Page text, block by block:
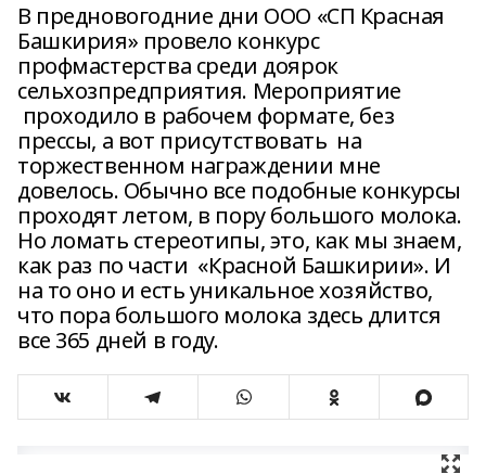
В предновогодние дни ООО «СП Красная
Башкирия» провело конкурс
профмастерства среди доярок
сельхозпредприятия. Мероприятие
проходило в рабочем формате, без
прессы, а вот присутствовать на
торжественном награждении мне
довелось. Обычно все подобные конкурсы
проходят летом, в пору большого молока.
Но ломать стереотипы, это, как мы знаем,
как раз по части «Красной Башкирии». И
на то оно и есть уникальное хозяйство,
что пора большого молока здесь длится
все 365 дней в году.